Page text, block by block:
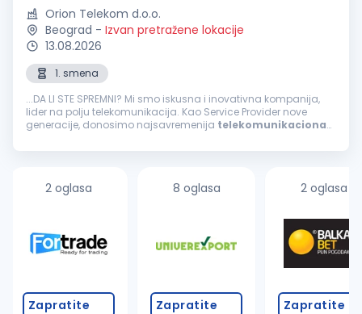
Orion Telekom d.o.o.
Beograd - Izvan pretražene lokacije
13.08.2026
1. smena
...DA LI STE SPREMNI? Mi smo iskusna i inovativna kompanija,
lider na polju telekomunikacija. Kao Service Provider nove
generacije, donosimo najsavremenija telekomunikaciona
timu nas ima...
2 oglasa
Zapratite
8 oglasa
Zapratite
2 oglasa
Zapratite